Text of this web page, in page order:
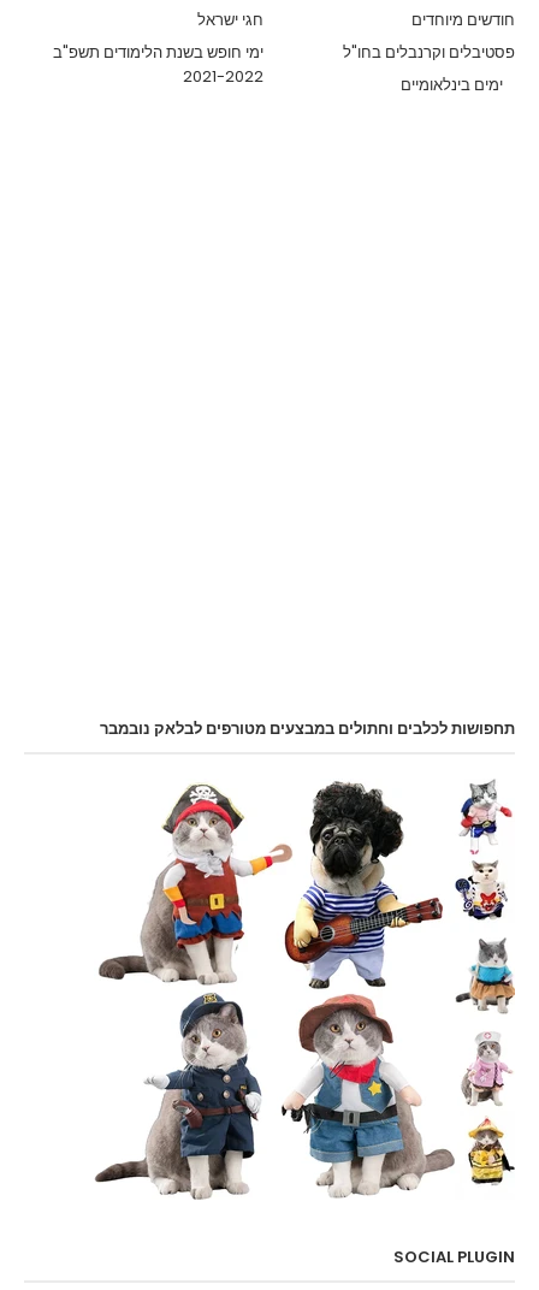
חגי ישראל
חודשים מיוחדים
ימי חופש בשנת הלימודים תשפ"ב
2021-2022
פסטיבלים וקרנבלים בחו"ל
ימים בינלאומיים
תחפושות לכלבים וחתולים במבצעים מטורפים לבלאק נובמבר
SOCIAL PLUGIN